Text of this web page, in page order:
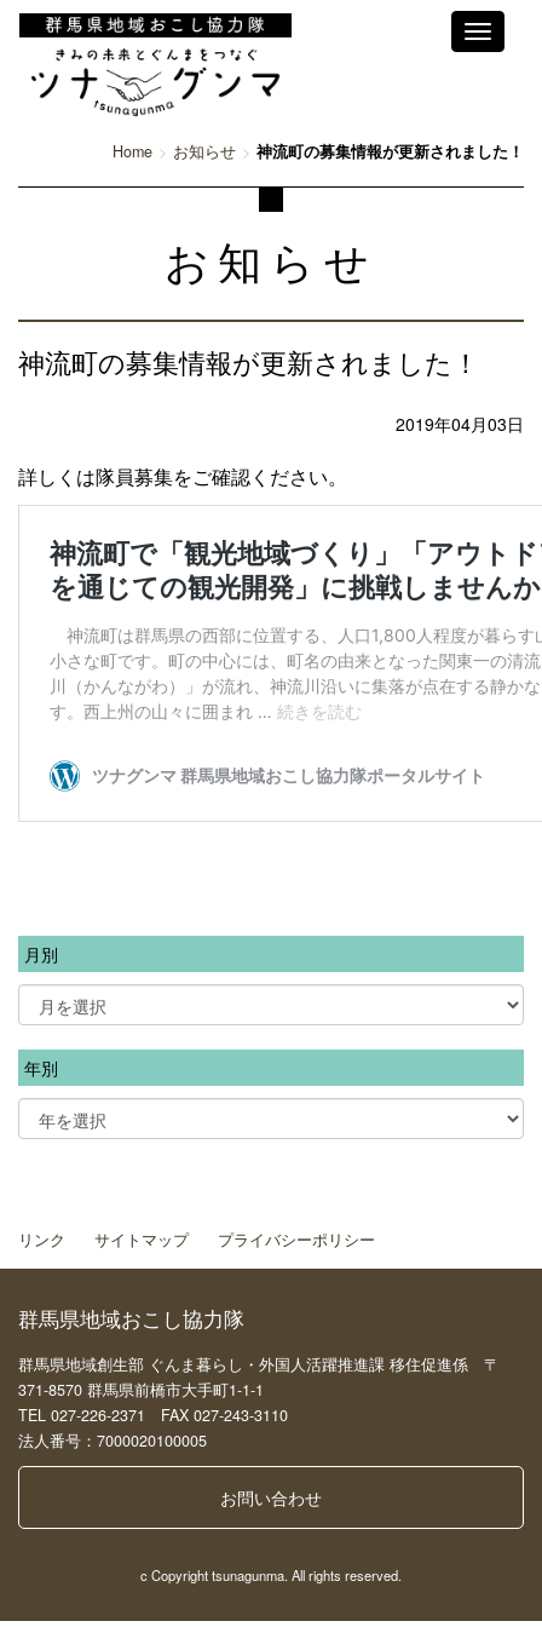
Toggle
Home お知らせ 神流町の募集情報が更新されました！
お知らせ
神流町の募集情報が更新されました！
2019年04月03日
詳しくは隊員募集をご確認ください。
月別
年別
リンク サイトマップ プライバシーポリシー
群馬県地域おこし協力隊
群馬県地域創生部 ぐんま暮らし・外国人活躍推進課 移住促進係 〒
371-8570 群馬県前橋市大手町1-1-1
TEL 027-226-2371 FAX 027-243-3110
法人番号：7000020100005
お問い合わせ
c Copyright tsunagunma. All rights reserved.